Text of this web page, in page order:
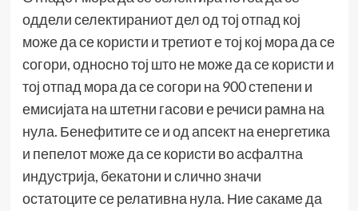
оддели селектираниот дел од тој отпад кој
може да се користи и третиот е тој кој мора да се
согори, односно тој што не може да се користи и
тој отпад мора да се согори на 900 степени и
емисијата на штетни гасови е речиси рамна на
нула. Бенефитите се и од апсект на енергетика
и пепелот може да се користи во асфалтна
индустрија, бекатони и слично значи
остатоците се релативна нула. Ние сакаме да